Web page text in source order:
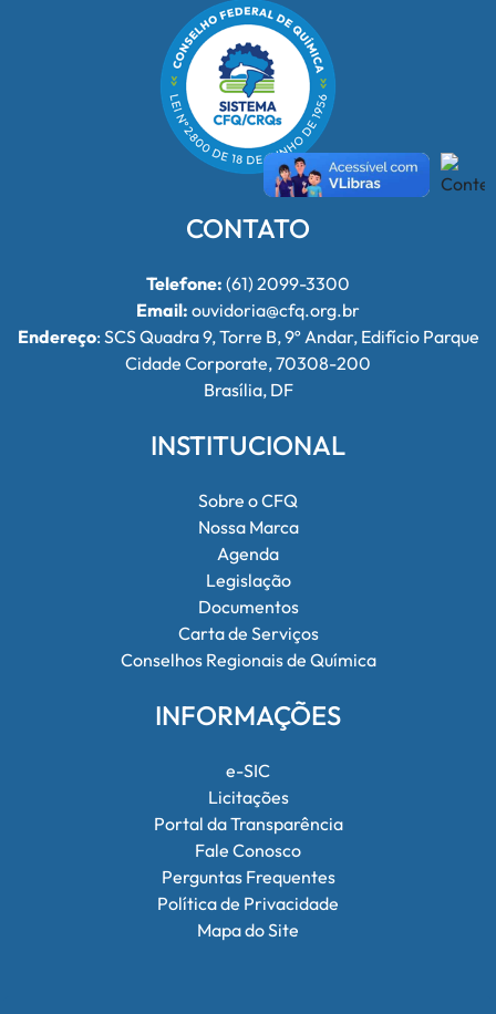
CONTATO
Telefone: (61) 2099-3300
Email: ouvidoria@cfq.org.br
Endereço: SCS Quadra 9, Torre B, 9º Andar, Edifício Parque
Cidade Corporate, 70308-200
Brasília, DF
INSTITUCIONAL
Sobre o CFQ
Nossa Marca
Agenda
Legislação
Documentos
Carta de Serviços
Conselhos Regionais de Química
INFORMAÇÕES
e-SIC
Licitações
Portal da Transparência
Fale Conosco
Perguntas Frequentes
Política de Privacidade
Mapa do Site